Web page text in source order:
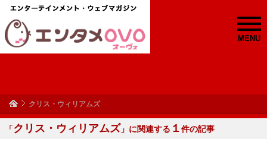
MENU
クリス・ウィリアムズ
「クリス・ウィリアムズ 」に関連する １ 件の記事